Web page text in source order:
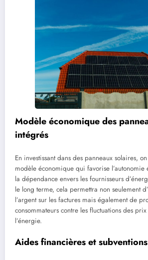
Modèle économique des
intégrés
En investissant dans des panneaux solaires,
modèle économique qui favorise
la dépendance envers les fournisseurs
le long terme, cela permettra non seulement
l’argent sur les factures mais également de
consommateurs contre les fluctuations des
l’énergie.
Aides financières et subventions